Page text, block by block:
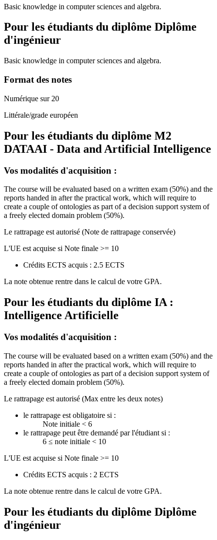
Basic knowledge in computer sciences and algebra.
Pour les étudiants du diplôme Diplôme
d'ingénieur
Basic knowledge in computer sciences and algebra.
Format des notes
Numérique sur 20
Littérale/grade européen
Pour les étudiants du diplôme M2
DATAAI - Data and Artificial Intelligence
Vos modalités d'acquisition :
The course will be evaluated based on a written exam (50%) and the
reports handed in after the practical work, which will require to
create a couple of ontologies as part of a decision support system of
a freely elected domain problem (50%).
Le rattrapage est autorisé (Note de rattrapage conservée)
L'UE est acquise si Note finale >= 10
Crédits ECTS acquis : 2.5 ECTS
La note obtenue rentre dans le calcul de votre GPA.
Pour les étudiants du diplôme IA :
Intelligence Artificielle
Vos modalités d'acquisition :
The course will be evaluated based on a written exam (50%) and the
reports handed in after the practical work, which will require to
create a couple of ontologies as part of a decision support system of
a freely elected domain problem (50%).
Le rattrapage est autorisé (Max entre les deux notes)
le rattrapage est obligatoire si :
Note initiale < 6
le rattrapage peut être demandé par l'étudiant si :
6 ≤ note initiale < 10
L'UE est acquise si Note finale >= 10
Crédits ECTS acquis : 2 ECTS
La note obtenue rentre dans le calcul de votre GPA.
Pour les étudiants du diplôme Diplôme
d'ingénieur